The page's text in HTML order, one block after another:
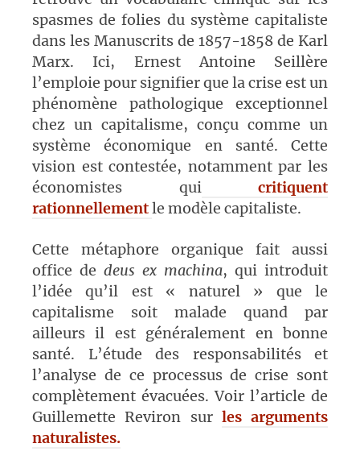
spasmes de folies du système capitaliste
dans les Manuscrits de 1857-1858 de Karl
Marx. Ici, Ernest Antoine Seillère
l’emploie pour signifier que la crise est un
phénomène pathologique exceptionnel
chez un capitalisme, conçu comme un
système économique en santé. Cette
vision est contestée, notamment par les
économistes quicritiquent
rationnellementle modèle capitaliste.
Cette métaphore organique fait aussi
office de deus ex machina, qui introduit
l’idée qu’il est « naturel » que le
capitalisme soit malade quand par
ailleurs il est généralement en bonne
santé. L’étude des responsabilités et
l’analyse de ce processus de crise sont
complètement évacuées. Voir l’article de
Guillemette Reviron sur les arguments
naturalistes.